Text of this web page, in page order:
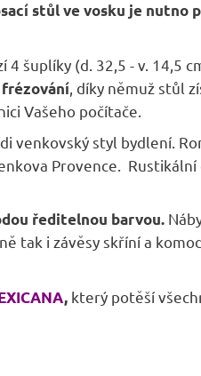
stůl ve vosku je nutno
šuplíky (d. 32,5 - v. 14,5
, díky němuž stůl
Vašeho počítače.
venkovský styl bydlení.
Provence.
ředitelnou barvou.
tak i závěsy skříní a
, který potěší